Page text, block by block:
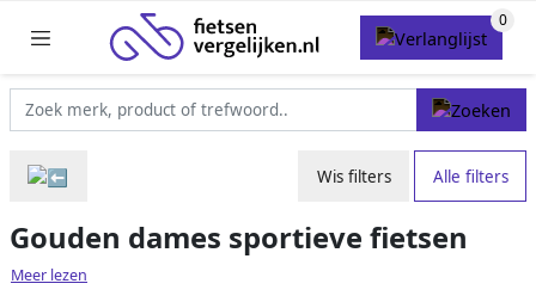
Wis filters Alle filters
Gouden dames sportieve fietsen
Meer lezen